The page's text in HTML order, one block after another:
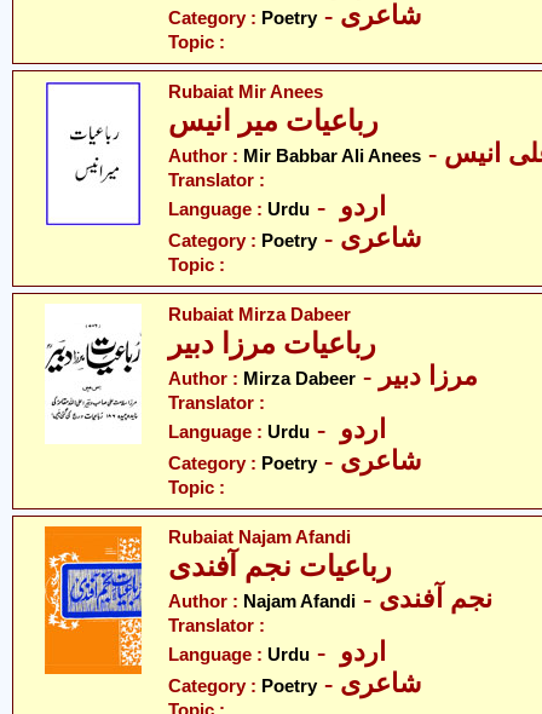
Category : Poetry - شاعری
Topic :
Rubaiat Mir Anees
رباعیات میر انیس
Author : Mir Babbar Ali Anees انیس
Translator :
Language : Urdu
Category : Poetry - شاعری
Topic :
Rubaiat Mirza Dabeer
رباعیات مرزا دبیر
Author : Mirza Dabeer - مرزا دبیر
Translator :
Language : Urdu
Category : Poetry - شاعری
Topic :
Rubaiat Najam Afandi
رباعیات نجم آفندی
Author : Najam Afandi - نجم آفندی
Translator :
Language : Urdu
Category : Poetry - شاعری
Topic :